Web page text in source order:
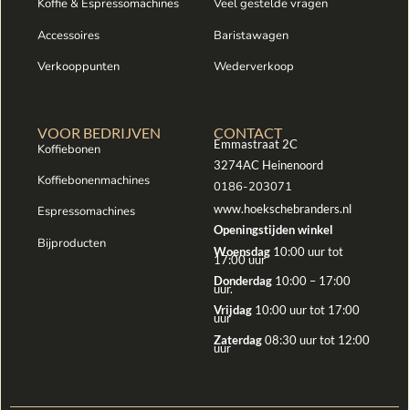
Koffie & Espressomachines
Accessoires
Verkooppunten
Veel gestelde vragen
Baristawagen
Wederverkoop
VOOR BEDRIJVEN
Koffiebonen
Koffiebonenmachines
Espressomachines
Bijproducten
CONTACT
Emmastraat 2C
3274AC Heinenoord
0186-203071
www.hoekschebranders.nl
Openingstijden winkel
Woensdag 10:00 uur tot
17:00 uur
Donderdag 10:00 – 17:00
uur.
Vrijdag 10:00 uur tot 17:00
uur
Zaterdag08:30 uur tot 12:00
uur